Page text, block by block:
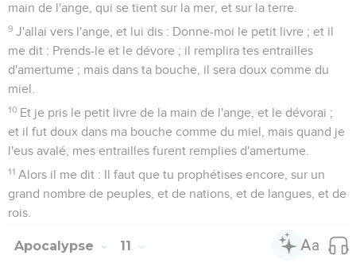
main de l'ange, qui se tient sur la mer, et sur la terre.
9 J'allai vers l'ange, et lui dis : Donne-moi le petit livre ; et il
me dit : Prends-le et le dévore ; il remplira tes entrailles
d'amertume ; mais dans ta bouche, il sera doux comme du
miel.
10 Et je pris le petit livre de la main de l'ange, et le dévorai ;
et il fut doux dans ma bouche comme du miel, mais quand je
l'eus avalé, mes entrailles furent remplies d'amertume.
11 Alors il me dit : Il faut que tu prophétises encore, sur un
grand nombre de peuples, et de nations, et de langues, et de
rois.
Apocalypse 11